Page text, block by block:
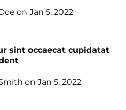
on Jan 5, 2022
sint occaecat cupidatat
on Jan 5, 2022